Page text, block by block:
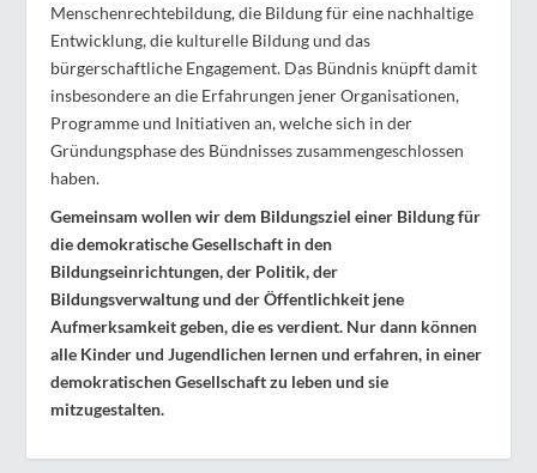
Menschenrechtebildung, die Bildung für eine nachhaltige
Entwicklung, die kulturelle Bildung und das
bürgerschaftliche Engagement. Das Bündnis knüpft damit
insbesondere an die Erfahrungen jener Organisationen,
Programme und Initiativen an, welche sich in der
Gründungsphase des Bündnisses zusammengeschlossen
haben.
Gemeinsam wollen wir dem Bildungsziel einer Bildung für
die demokratische Gesellschaft in den
Bildungseinrichtungen, der Politik, der
Bildungsverwaltung und der Öffentlichkeit jene
Aufmerksamkeit geben, die es verdient. Nur dann können
alle Kinder und Jugendlichen lernen und erfahren, in einer
demokratischen Gesellschaft zu leben und sie
mitzugestalten.